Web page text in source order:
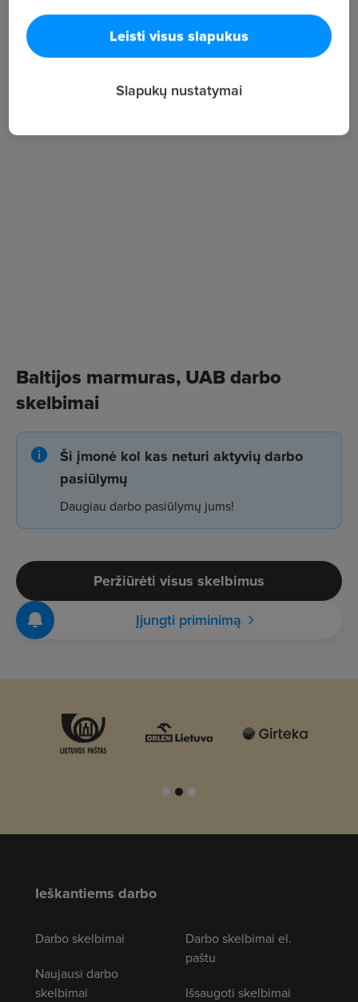
Vid. atlyginimas
Baltijos marmuras, UAB darbo
skelbimai
Ši įmonė kol kas neturi aktyvių darbo
pasiūlymų
Daugiau darbo pasiūlymų jums!
Peržiūrėti visus skelbimus
Įjungti priminimą
Ieškantiems darbo
Darbo skelbimai
Naujausi darbo
skelbimai
Darbo skelbimai el.
paštu
Išsaugoti skelbimai
Leisti visus slapukus
Slapukų nustatymai